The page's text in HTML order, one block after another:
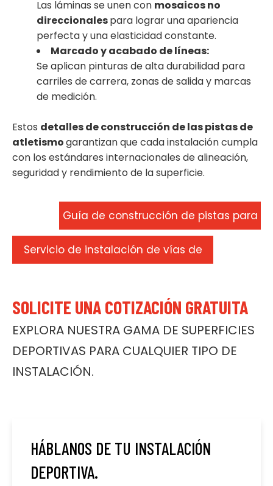
Las láminas se unen con mosaicos no
direccionalespara lograr una apariencia
perfecta y una elasticidad constante.
Marcado y acabado de líneas:
Se aplican pinturas de alta durabilidad para
carriles de carrera, zonas de salida y marcas
de medición.
Estos detalles de construcción de las pistas de
atletismogarantizan que cada instalación cumpla
con los estándares internacionales de alineación,
seguridad y rendimiento de la superficie.
Guía de construcción de pistas para
correr
Servicio de instalación de vías de
SOLICITE UNA COTIZACIÓN GRATUITA
EXPLORA NUESTRA GAMA DE SUPERFICIES
DEPORTIVAS PARA CUALQUIER TIPO DE
INSTALACIÓN.
HÁBLANOS DE TU INSTALACIÓN
DEPORTIVA.